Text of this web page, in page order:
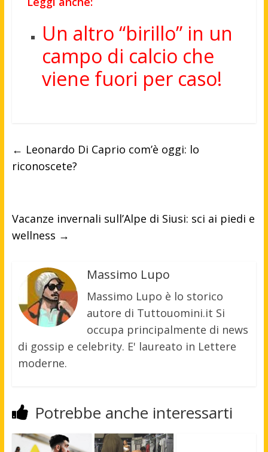
Un altro “birillo” in un
campo di calcio che
viene fuori per caso!
← Leonardo Di Caprio com’è oggi: lo
riconoscete?
Vacanze invernali sull’Alpe di Siusi: sci ai piedi e
wellness →
Massimo Lupo
Massimo Lupo è lo storico
autore di Tuttouomini.it Si
occupa principalmente di news
di gossip e celebrity. E' laureato in Lettere
moderne.
Potrebbe anche interessarti